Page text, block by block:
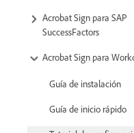
Acrobat Sign para SAP
SuccessFactors
Acrobat Sign para
Guía de instalación
Guía de inicio rápido